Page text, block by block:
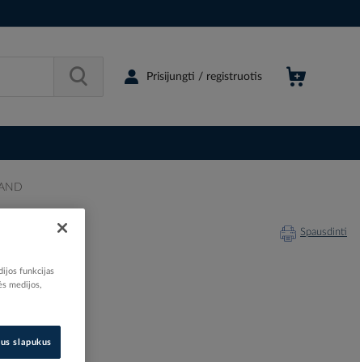
Prisijungti / registruotis
Spausdinti
721449
funkcijas
medijos,
slapukus